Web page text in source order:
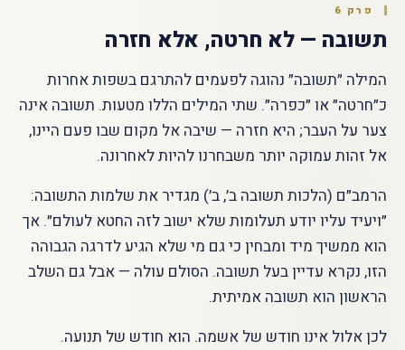
פרק 6
תשובה — לא חרטה, אלא חזרה
המילה ״תשובה״ נהוגה לפעמים להתרגם בשפות אחרות
כ״חרטה״ או ״כפרה״. שתי המילים הללו מטעות. תשובה אינה
צער על העבר; היא חזרה — שיבה אל מקום שבו פעם היינו,
אל זהות עמוקה יותר משבחרנו להיות לאחרונה.
הרמב״ם (הלכות תשובה ב׳, ב׳) מגדיר את שלמות התשובה:
״ויעיד עליו יודע תעלומות שלא ישוב לזה החטא לעולם״. אך
הוא ממשיך מיד ומבחין כי גם מי שלא הגיע לדרגה הגבוהה
הזו, נקרא עדיין בעל תשובה. הסולם עולה — אבל גם השלב
הראשון הוא תשובה אמיתית.
לכן אלול אינו חודש של אשמה. הוא חודש של תנועה.